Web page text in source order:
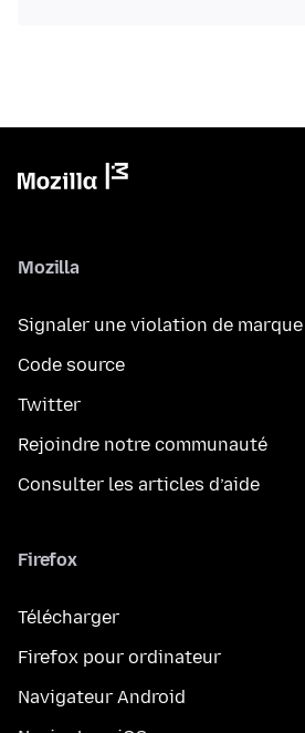
Mozilla
Signaler une violation de
Code source
Twitter
Rejoindre notre communauté
Consulter les articles d’aide
Firefox
Télécharger
Firefox pour ordinateur
Navigateur Android